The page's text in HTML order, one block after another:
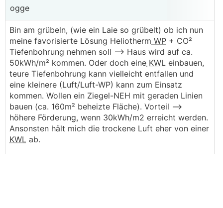
ogge
Bin am grübeln, (wie ein Laie so grübelt) ob ich nun
meine favorisierte Lösung Heliotherm WP + CO²
Tiefenbohrung nehmen soll --> Haus wird auf ca.
50kWh/m² kommen. Oder doch eine KWL einbauen,
teure Tiefenbohrung kann vielleicht entfallen und
eine kleinere (Luft/Luft-WP) kann zum Einsatz
kommen. Wollen ein Ziegel-NEH mit geraden Linien
bauen (ca. 160m² beheizte Fläche). Vorteil -->
höhere Förderung, wenn 30kWh/m2 erreicht werden.
Ansonsten hält mich die trockene Luft eher von einer
KWL ab.